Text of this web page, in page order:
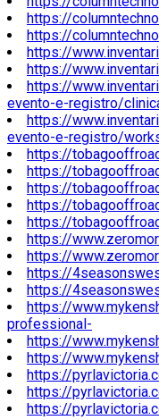
https://
https://
https://
https://
https://
evento-e-registro/
https://
evento-e-registro/
https://
https://
https://
https://
https://
https://
https://
https://
https://
https://
professional-
https://
https://
https://
https://
https://